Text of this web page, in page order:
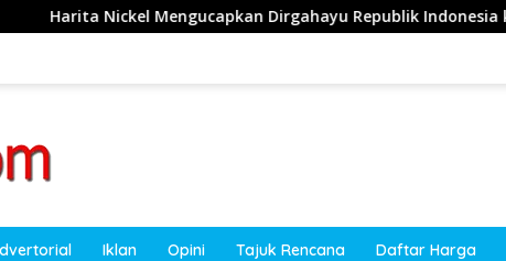
Mengucapkan Dirgahayu Republik Indonesia ke-81 Tahun 2026
Iklan Opini Tajuk Rencana Daftar Harga